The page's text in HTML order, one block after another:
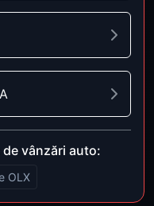
vânzări auto:
OLX